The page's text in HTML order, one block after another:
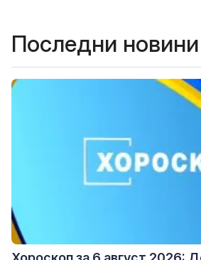
Последни новини